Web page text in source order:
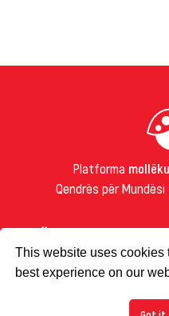
Platforma
Qendrës për Mundësi
PËR NE
RRETH NESH
IMPRESUM
This website uses cookies
best experience on our